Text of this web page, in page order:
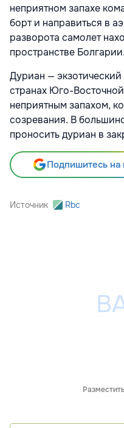
неприятном запахе
борт и направиться в
разворота самолет
пространстве Болгарии.
Дуриан — экзотический
странах Юго-
неприятным запахом,
созревания. В
проносить дуриан в
Подпишитесь на
Источник Rbc